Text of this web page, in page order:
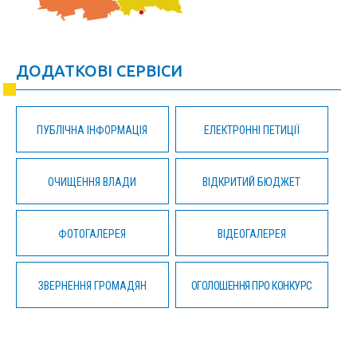
ДОДАТКОВІ СЕРВІСИ
ПУБЛІЧНА ІНФОРМАЦІЯ ЕЛЕКТРОННІ ПЕТИЦІЇ
ОЧИЩЕННЯ ВЛАДИ ВІДКРИТИЙ БЮДЖЕТ
ФОТОГАЛЕРЕЯ ВІДЕОГАЛЕРЕЯ
ЗВЕРНЕННЯ ГРОМАДЯН ОГОЛОШЕННЯ ПРО КОНКУРС